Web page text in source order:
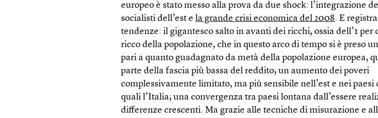
europeo è stato messo alla prova da due shock: l’integrazione
socialisti dell’est ela grande crisi economica del 2008. E
tendenze: il gigantesco salto in avanti dei ricchi, ossia dell’1 per
ricco della popolazione, che in questo arco di tempo si è preso
pari a quanto guadagnato da metà della popolazione europea,
parte della fascia più bassa del reddito; un aumento dei poveri
complessivamente limitato, ma più sensibile nell’est e nei paesi
quali l’Italia; una convergenza tra paesi lontana dall’essere
differenze crescenti. Ma grazie alle tecniche di misurazione e